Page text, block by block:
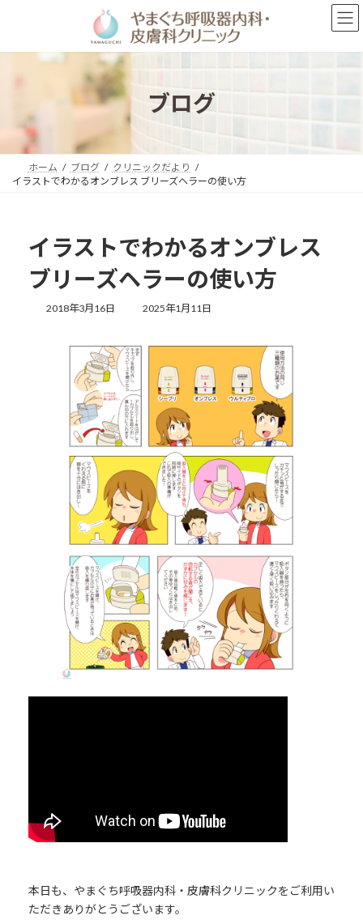
ン
プ
ー
動
ブログ
ホーム ブログ
クリニックだより
イラストでわかるオンブレス ブリーズヘラーの使い方
イラストでわかるオンブレス
ブリーズヘラーの使い方
2018年3月16日
最
新
2025年1月11日
本日も、やまぐち呼吸器内科・皮膚科クリニックをご利用い
ただきありがとうございます。